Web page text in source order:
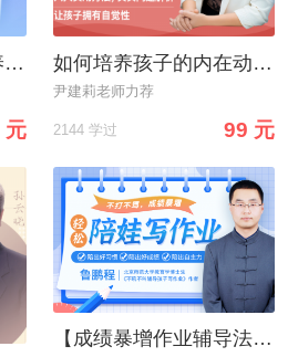
给新时代中国父母的养育方案
元
如何培养孩子的内在动力？
尹建莉老师力荐
2144 学过 99 元
【成绩暴增作业辅导法】告别“吼叫式”作业辅导，轻松陪娃写作业